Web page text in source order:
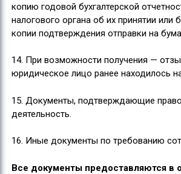
копию годовой бухгалтерской
налогового органа об их принятии
копии подтверждения отправки на
14. При возможности получения —
юридическое лицо ранее находилось
15. Документы, подтверждающие
деятельность.
16. Иные документы по требованию
Все документы предоставляются в